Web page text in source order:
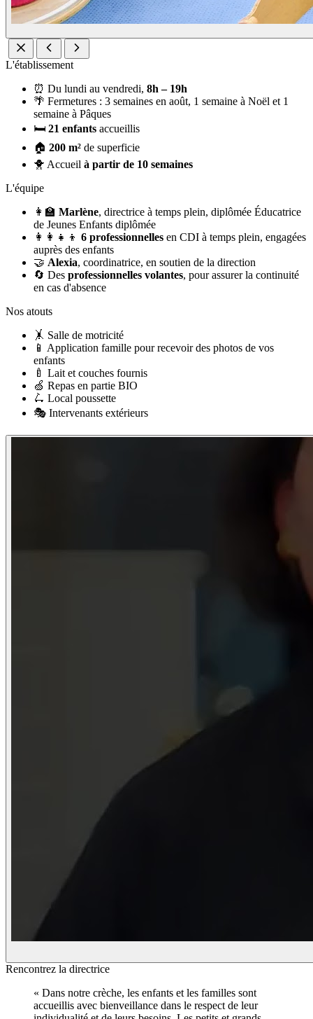
L'établissement
⏰ Du lundi au vendredi, 8h – 19h
🌴 Fermetures : 3 semaines en août, 1 semaine à Noël et 1
semaine à Pâques
🛏️ 21 enfants accueillis
🏠 200 m² de superficie
🐥 Accueil à partir de 10 semaines
L'équipe
👩‍🏫 Marlène, directrice à temps plein, diplômée Éducatrice
de Jeunes Enfants diplômée
👩‍👩‍👧‍👦 6 professionnelles en CDI à temps plein, engagées
auprès des enfants
🤝 Alexia, coordinatrice, en soutien de la direction
🔄 Des professionnelles volantes, pour assurer la continuité
en cas d'absence
Nos atouts
🤸 Salle de motricité
📱 Application famille pour recevoir des photos de vos
enfants
🍼 Lait et couches fournis
🍏 Repas en partie BIO
🛴 Local poussette
🎭 Intervenants extérieurs
Rencontrez la directrice
« Dans notre crèche, les enfants et les familles sont
accueillis avec bienveillance dans le respect de leur